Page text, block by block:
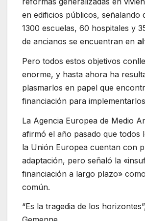
en edificios públicos, señalando
1300 escuelas, 60 hospitales y
de ancianos se encuentran en
Pero todos estos objetivos
enorme, y hasta ahora ha
plasmarlos en papel que
financiación para
La Agencia Europea de Medio
afirmó el año pasado que todos
la Unión Europea cuentan con
adaptación, pero señaló la
financiación a largo plazo»
común.
“Es la tragedia de los